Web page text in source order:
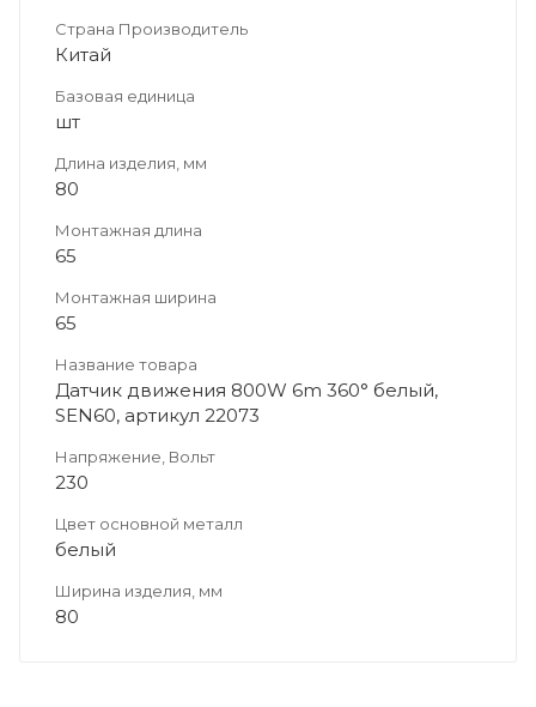
Страна Производитель
Китай
Базовая единица
шт
Длина изделия, мм
80
Монтажная длина
65
Монтажная ширина
65
Название товара
Датчик движения 800W 6m 360° белый,
SEN60, артикул 22073
Напряжение, Вольт
230
Цвет основной металл
белый
Ширина изделия, мм
80